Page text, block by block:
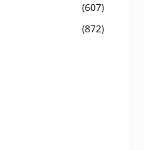
(607)
(872)